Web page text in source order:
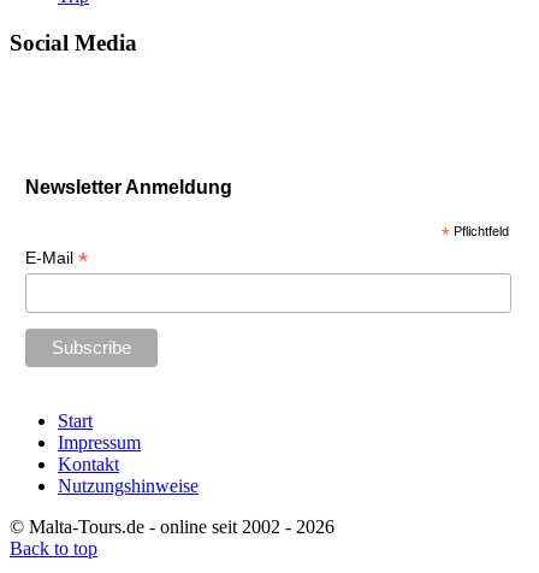
Social Media
Newsletter Anmeldung
* Pflichtfeld
E-Mail *
Start
Impressum
Kontakt
Nutzungshinweise
© Malta-Tours.de - online seit 2002 - 2026
Back to top